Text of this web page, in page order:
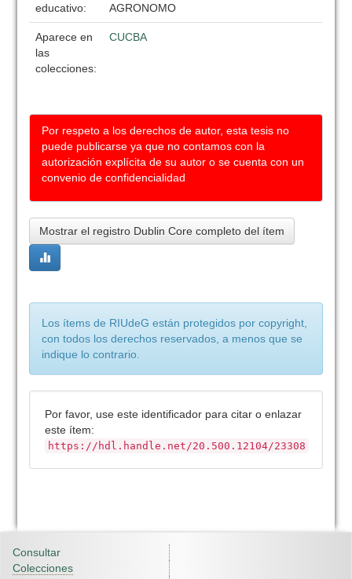
educativo:
AGRONOMO
Aparece en
las
colecciones:
CUCBA
Por respeto a los derechos de autor, esta tesis no
puede publicarse ya que no contamos con la
autorización explícita de su autor o se cuenta con un
convenio de confidencialidad
Mostrar el registro Dublin Core completo del ítem
Los ítems de RIUdeG están protegidos por copyright,
con todos los derechos reservados, a menos que se
indique lo contrario.
Por favor, use este identificador para citar o enlazar
este ítem:
https://hdl.handle.net/20.500.12104/23308
Consultar
Colecciones